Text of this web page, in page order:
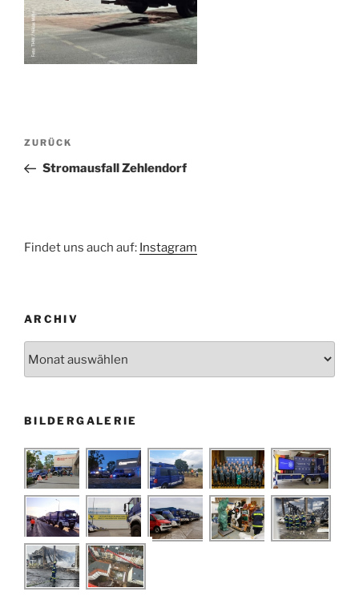
Beitragsnavigation
Vorheriger
Beitrag
ZURÜCK
Stromausfall Zehlendorf
Findet uns auch auf: Instagram
ARCHIV
BILDERGALERIE